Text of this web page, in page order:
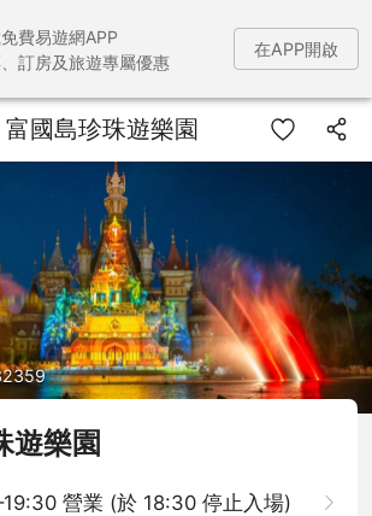
費易遊網APP
訂房及旅遊專屬優惠
在APP開啟
富國島珍珠遊樂園
遊樂園
營業 (於 18:30 停止入場)